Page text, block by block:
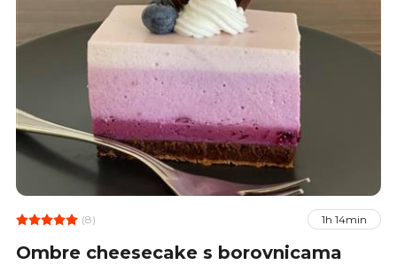
(8) 1h 14min
Ombre cheesecake s borovnicama